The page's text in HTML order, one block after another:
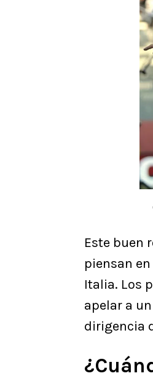
Este buen
piensan
Italia. Los
apelar a
dirigencia